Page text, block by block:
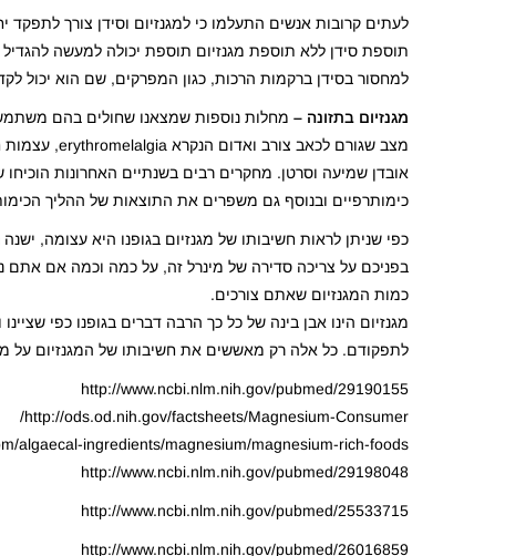
לעתים קרובות אנשים התעלמו כי למגנזיום וסידן צורך
תוספת סידן ללא תוספת מגנזיום תוספת יכולה למעשה להגדיל
למחסור בסידן ברקמות הרכות, כגון המפרקים, שם הוא יכול
מגנזיום בתזונה – מחלות נוספות שמצאנו שחולים בהם
אובדן שמיעה וסרטן. מחקרים רבים בשנתיים האחרונות
כימותרפיים ובנוסף גם משפרים את התוצאות של ההליך
כפי שניתן לראות חשיבותו של מגנזיום בגופנו היא עצומה,
בפניכם על צריכה סדירה של מינרל זה, על כמה וכמה אם אתם
כמות המגנזיום שאתם צורכים.
מגנזיום הינו אבן בינה של כל כך הרבה דברים בגופנו כפי
לתפקודם. כל אלה רק מאששים את חשיבותו של המגנזיום על
http://www.ncbi.nlm.nih.gov/pubmed/29190155
http://ods.od.nih.gov/factsheets/Magnesium-Consumer/
algaecal-ingredients/magnesium/magnesium-rich-foods/
http://www.ncbi.nlm.nih.gov/pubmed/29198048
http://www.ncbi.nlm.nih.gov/pubmed/25533715
http://www.ncbi.nlm.nih.gov/pubmed/26016859